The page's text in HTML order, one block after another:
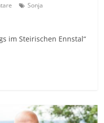
Sonja
im Steirischen Ennstal“